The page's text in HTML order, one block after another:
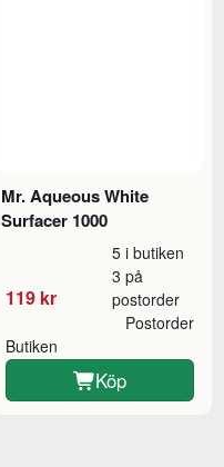
Mr. Aqueous White
Surfacer 1000
119 kr
5 i butiken
3 på
postorder
Butiken
Postorder
Köp